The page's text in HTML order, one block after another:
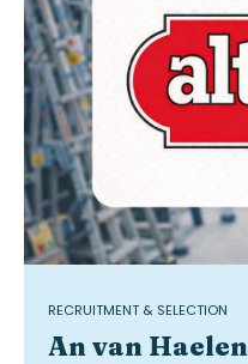
RECRUITMENT & SELECTION
An van Haelen